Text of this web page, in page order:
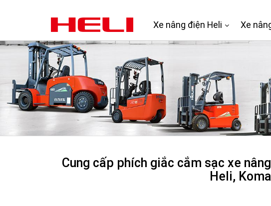
Xe nâng điện Heli Xe
Cung cấp phích giắc cắm sạc xe
Heli,